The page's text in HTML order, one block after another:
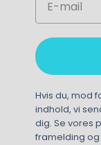
Hvis du, mod
indhold, vi
dig. Se vores
framelding og